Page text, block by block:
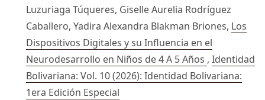
Luzuriaga Túqueres, Giselle Aurelia Rodríguez
Caballero, Yadira Alexandra Blakman Briones, Los
Dispositivos Digitales y su Influencia en el
Neurodesarrollo en Niños de 4 A 5 Años , Identidad
Bolivariana: Vol. 10 (2026): Identidad Bolivariana:
1era Edición Especial